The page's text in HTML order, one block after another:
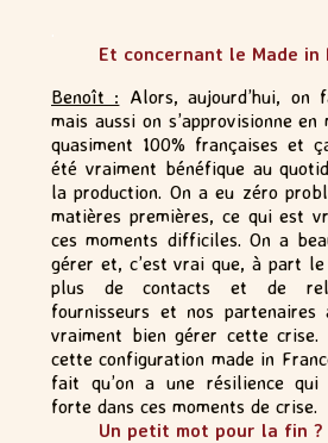
Et concernant le Made in
Benoît : Alors, aujourd’hui, on
mais aussi on s’approvisionne
quasiment 100% françaises et
été vraiment bénéfique au
la production. On a eu zéro
matières premières, ce qui est
ces moments difficiles. On a
gérer et, c’est vrai que, à part
plus de contacts et de
fournisseurs et nos
vraiment bien gérer cette crise.
cette configuration made in
fait qu’on a une résilience
forte dans ces moments de crise.
Un petit mot pour la fin ?